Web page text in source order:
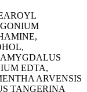
EDTA,
ARVENSIS
TANGERINA